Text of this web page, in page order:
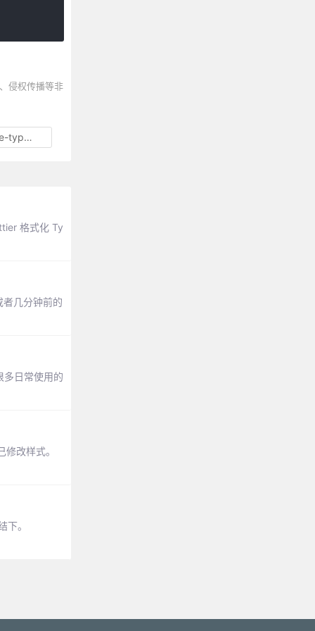
侵权传播等非
loader
格式化 Ty
几分钟前的
日常使用的
改样式。
。